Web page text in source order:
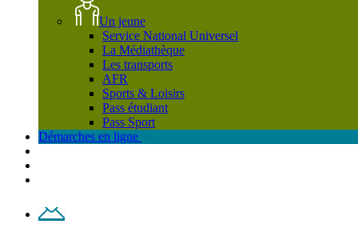
Un jeune
Service National Universel
La Médiathèque
Les transports
AFR
Sports & Loisirs
Pass étudiant
Pass Sport
Démarches en ligne
Contact